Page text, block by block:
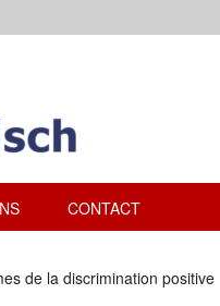
CONTACT
de la discrimination positive